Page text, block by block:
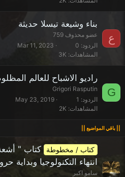
ع
بناء وشيعة تيسلا حديثة
عضو محذوف 759
الردود 0
المشاهدات 3K
Mar 11, 2023
G
راديو الاشباح للعالم
Grigori Rasputin
الردود 1
المشاهدات 2K
May 23, 2019
كتاب / مخطوطة
كتاب "
انتهاء التكنولوجيا
سامو اكبر